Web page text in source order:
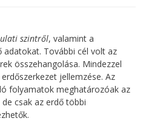
szintről, valamint a
adatokat. További cél volt az
összehangolása. Mindezzel
jellemzése. Az
folyamatok meghatározóak az
csak az erdő többi